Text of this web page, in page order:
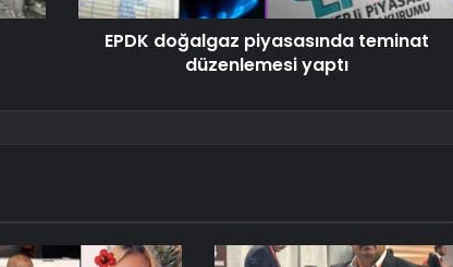
EPDK doğalgaz piyasasında teminat
düzenlemesi yaptı